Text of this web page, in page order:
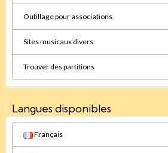
Outillage pour associations
Sites musicaux divers
Trouver des partitions
Langues disponibles
Français